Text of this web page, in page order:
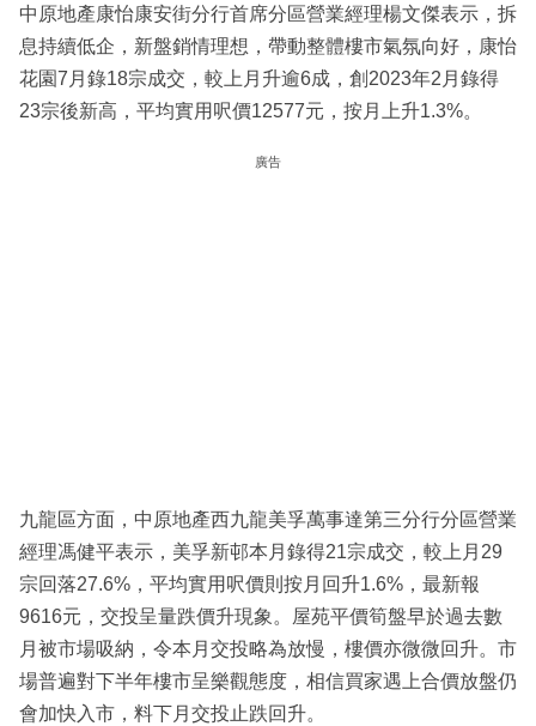
中原地產康怡康安街分行首席分區營業經理楊文傑表示，拆
息持續低企，新盤銷情理想，帶動整體樓市氣氛向好，康怡
花園7月錄18宗成交，較上月升逾6成，創2023年2月錄得
23宗後新高，平均實用呎價12577元，按月上升1.3%。
廣告
九龍區方面，中原地產西九龍美孚萬事達第三分行分區營業
經理馮健平表示，美孚新邨本月錄得21宗成交，較上月29
宗回落27.6%，平均實用呎價則按月回升1.6%，最新報
9616元，交投呈量跌價升現象。屋苑平價筍盤早於過去數
月被市場吸納，令本月交投略為放慢，樓價亦微微回升。市
場普遍對下半年樓市呈樂觀態度，相信買家遇上合價放盤仍
會加快入市，料下月交投止跌回升。